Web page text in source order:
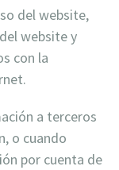
del website,
website y
con la
a terceros
o cuando
por cuenta de